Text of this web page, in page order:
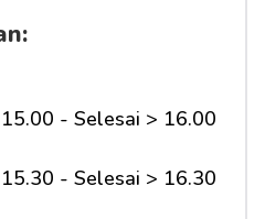
- Selesai > 16.00
- Selesai > 16.30